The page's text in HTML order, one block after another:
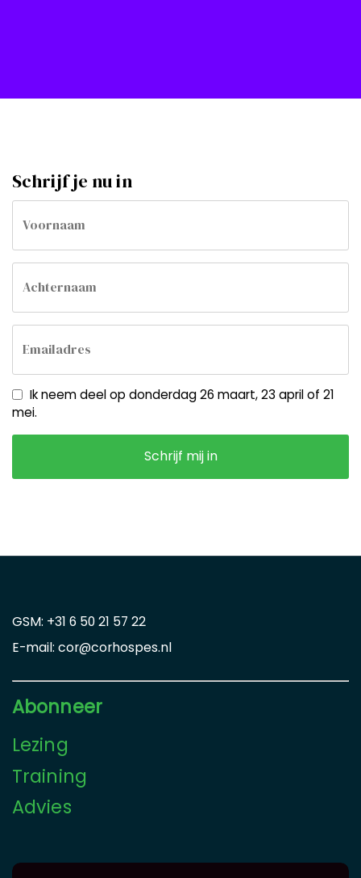
Schrijf je nu in
Call
back
by
fax
Voornaam
Achternaam
Emailadres
Ik neem deel op donderdag 26 maart, 23 april of 21
mei.
GSM: +31 6 50 21 57 22
E-mail: cor@corhospes.nl
Abonneer
Lezing
Training
Advies